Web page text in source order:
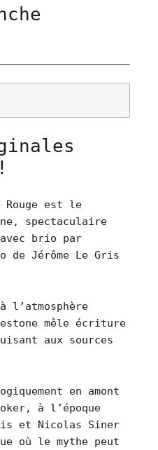
Rouge est le
spectaculaire
brio par
de Jérôme Le Gris
mêle écriture
aux sources
en amont
à l’époque
et Nicolas Siner
où le mythe peut